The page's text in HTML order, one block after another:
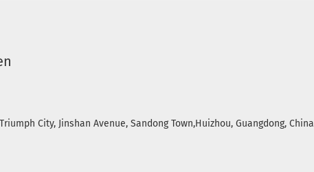
City, Jinshan Avenue, Sandong Town,Huizhou, Guangdong, China